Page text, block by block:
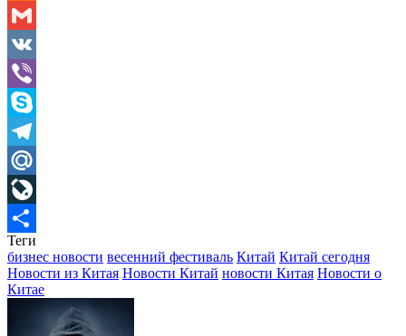
Odnoklassniki
Gmail
VK
Viber
Skype
Telegram
Mail.Ru
LiveJournal
Отправить
Теги
бизнес новости весенний фестиваль Китай Китай сегодня
Новости из Китая Новости Китай новости Китая Новости о
Китае